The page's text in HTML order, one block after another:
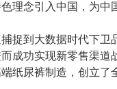
理念引入中国，为中
捉到大数据时代下卫
成功实现新零售渠道
纸尿裤制造，创立了